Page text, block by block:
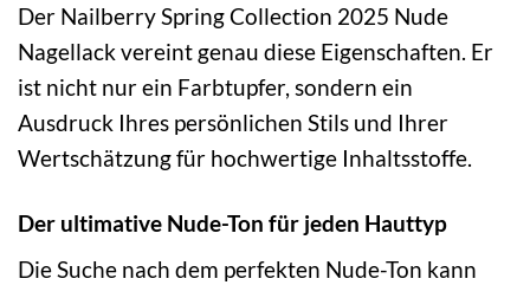
Der Nailberry Spring Collection 2025 Nude
Nagellack vereint genau diese Eigenschaften. Er
ist nicht nur ein Farbtupfer, sondern ein
Ausdruck Ihres persönlichen Stils und Ihrer
Wertschätzung für hochwertige Inhaltsstoffe.
Der ultimative Nude-Ton für jeden Hauttyp
Die Suche nach dem perfekten Nude-Ton kann